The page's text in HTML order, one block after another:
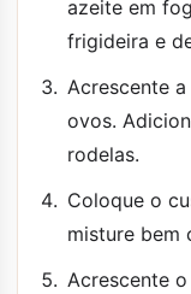
azeite em
frigideira e
Acrescente
ovos.
rodelas.
Coloque o
misture bem
Acrescente